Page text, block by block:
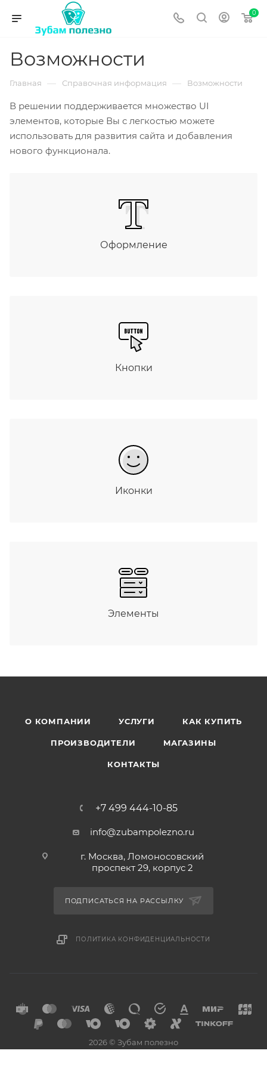
0
Возможности
Главная — Справочная информация — Возможности
В решении поддерживается множество UI
элементов, которые Вы с легкостью можете
использовать для развития сайта и добавления
нового функционала.
Оформление
Кнопки
Иконки
Элементы
О КОМПАНИИ УСЛУГИ КАК КУПИТЬ
ПРОИЗВОДИТЕЛИ МАГАЗИНЫ
КОНТАКТЫ
+7 499 444-10-85
info@zubampolezno.ru
г. Москва, Ломоносовский
проспект 29, корпус 2
ПОДПИСАТЬСЯ НА РАССЫЛКУ
ПОЛИТИКА КОНФИДЕНЦИАЛЬНОСТИ
2026 © Зубам полезно